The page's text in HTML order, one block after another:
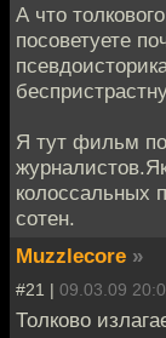
А что
посоветуете
Я тут фильм
колоссальных
сотен.
Muzzlecore »
#21 | 09.03.09
Толково